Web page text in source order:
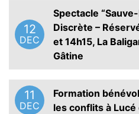
12
DEC
Spectacle
Discrète –
et 14h15, La
Gâtine
11
DEC
Formation
les conflits à Lucé